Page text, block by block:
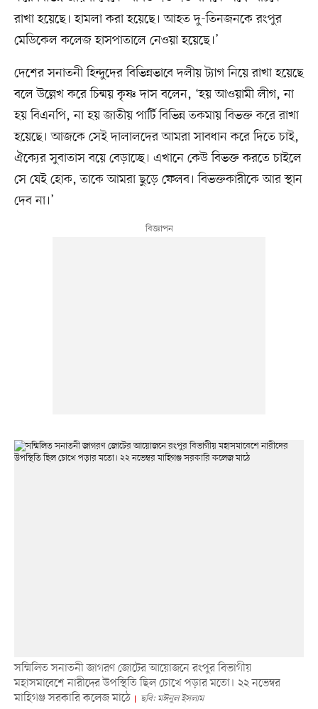
রাখা হয়েছে। হামলা করা হয়েছে। আহত দু-তিনজনকে রংপুর
মেডিকেল কলেজ হাসপাতালে নেওয়া হয়েছে।’
দেশের সনাতনী হিন্দুদের বিভিন্নভাবে দলীয় ট্যাগ নিয়ে রাখা হয়েছে
বলে উল্লেখ করে চিন্ময় কৃষ্ণ দাস বলেন, ‘হয় আওয়ামী লীগ, না
হয় বিএনপি, না হয় জাতীয় পার্টি বিভিন্ন তকমায় বিভক্ত করে রাখা
হয়েছে। আজকে সেই দালালদের আমরা সাবধান করে দিতে চাই,
ঐক্যের সুবাতাস বয়ে বেড়াচ্ছে। এখানে কেউ বিভক্ত করতে চাইলে
সে যেই হোক, তাকে আমরা ছুড়ে ফেলব। বিভক্তকারীকে আর স্থান
দেব না।’
সম্মিলিত সনাতনী জাগরণ জোটের আয়োজনে রংপুর বিভাগীয়
মহাসমাবেশে নারীদের উপস্থিতি ছিল চোখে পড়ার মতো। ২২ নভেম্বর
মাহিগঞ্জ সরকারি কলেজ মাঠে
ছবি: মঈনুল ইসলাম